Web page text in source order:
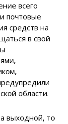
всего
почтовые
средств на
в свой
области.
выходной, то